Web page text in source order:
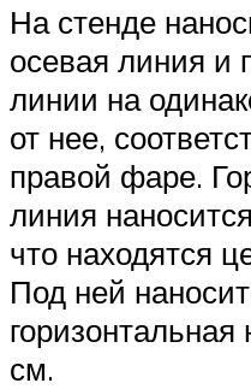
На стенде
осевая линия и
линии на
от нее,
правой фаре.
линия
что находятся
Под ней
см.